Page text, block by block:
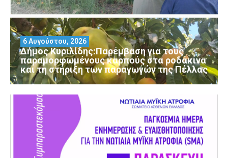
Δήμος Κυριλίδης:Παρέμβαση για τους
παραμορφωμένους καρπούς στα ροδάκινα
και τη στήριξη των παραγωγών της Πέλλας
6 Αυγούστου, 2026